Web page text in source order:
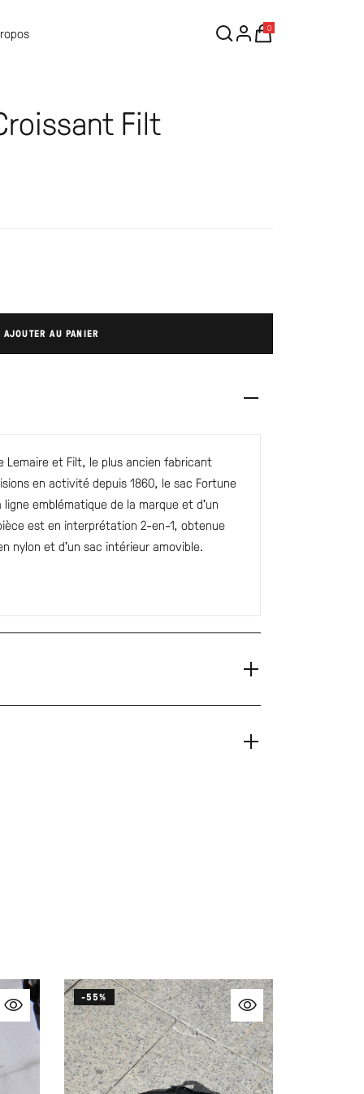
0
Filt
AJOUTER AU PANIER
Lemaire et Filt, le plus ancien fabricant
en activité depuis 1860, le sac Fortune
ligne emblématique de la marque et d’un
est en interprétation 2-en-1, obtenue
nylon et d’un sac intérieur amovible.
-55%